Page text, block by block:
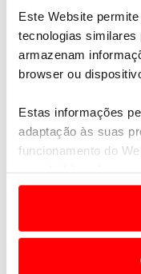
Este Website
tecnologias similares
armazenam
browser ou
Estas informações
adaptação às suas
funcionamento do
e anúncios de modo
Em alguns casos, a
termos e a todo o
2. Conexão